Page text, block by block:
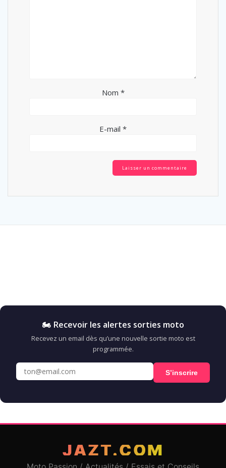
Nom *
E-mail *
🏍️ Recevoir les alertes sorties moto
Recevez un email dès qu’une nouvelle sortie moto est
programmée.
S’inscrire
JAZT.COM